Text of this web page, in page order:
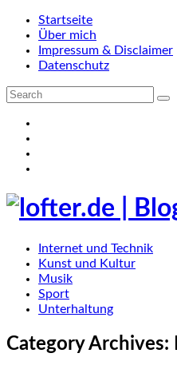
Startseite
Über mich
Impressum & Disclaimer
Datenschutz
Internet und Technik
Kunst und Kultur
Musik
Sport
Unterhaltung
Category Archives: